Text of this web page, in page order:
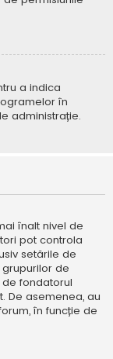
a indica
în
administrație.
înalt nivel de
pot controla
setările de
de
fondatorul
De asemenea, au
în funcție de